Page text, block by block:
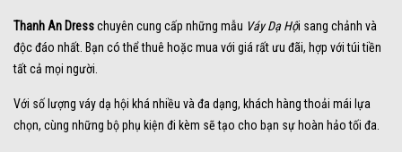
Thanh An Dresschuyên cung cấp những mẫu Váy Dạ Hội sang chảnh và
độc đáo nhất. Bạn có thể thuê hoặc mua với giá rất ưu đãi, hợp với túi tiền
tất cả mọi người.
Với số lượng váy dạ hội khá nhiều và đa dạng, khách hàng thoải mái lựa
chọn, cùng những bộ phụ kiện đi kèm sẽ tạo cho bạn sự hoàn hảo tối đa.